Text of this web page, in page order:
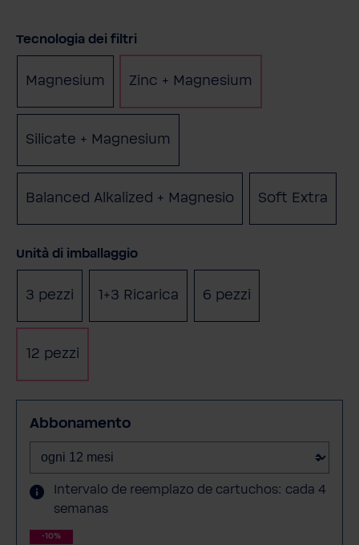
Seleziona
Tecnologia dei filtri
Magnesium Zinc + Magnesium
Silicate + Magnesium
Balanced Alkalized + Magnesio Soft Extra
Seleziona
Unità di imballaggio
3 pezzi 1+3 Ricarica (Questa opzione non è al
6 pezzi
12 pezzi
Abbonamento
Intervalo de reemplazo de cartuchos: cada 4
semanas
-10%